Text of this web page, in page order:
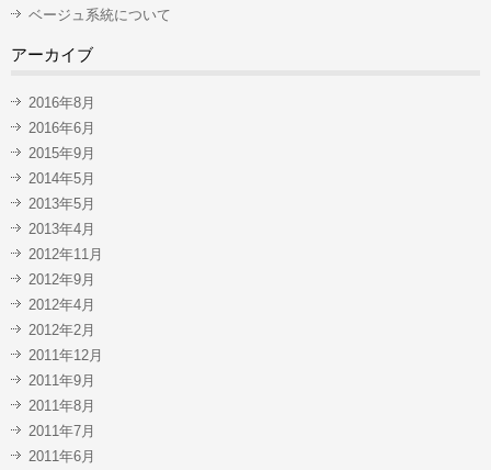
ベージュ系統について
アーカイブ
2016年8月
2016年6月
2015年9月
2014年5月
2013年5月
2013年4月
2012年11月
2012年9月
2012年4月
2012年2月
2011年12月
2011年9月
2011年8月
2011年7月
2011年6月